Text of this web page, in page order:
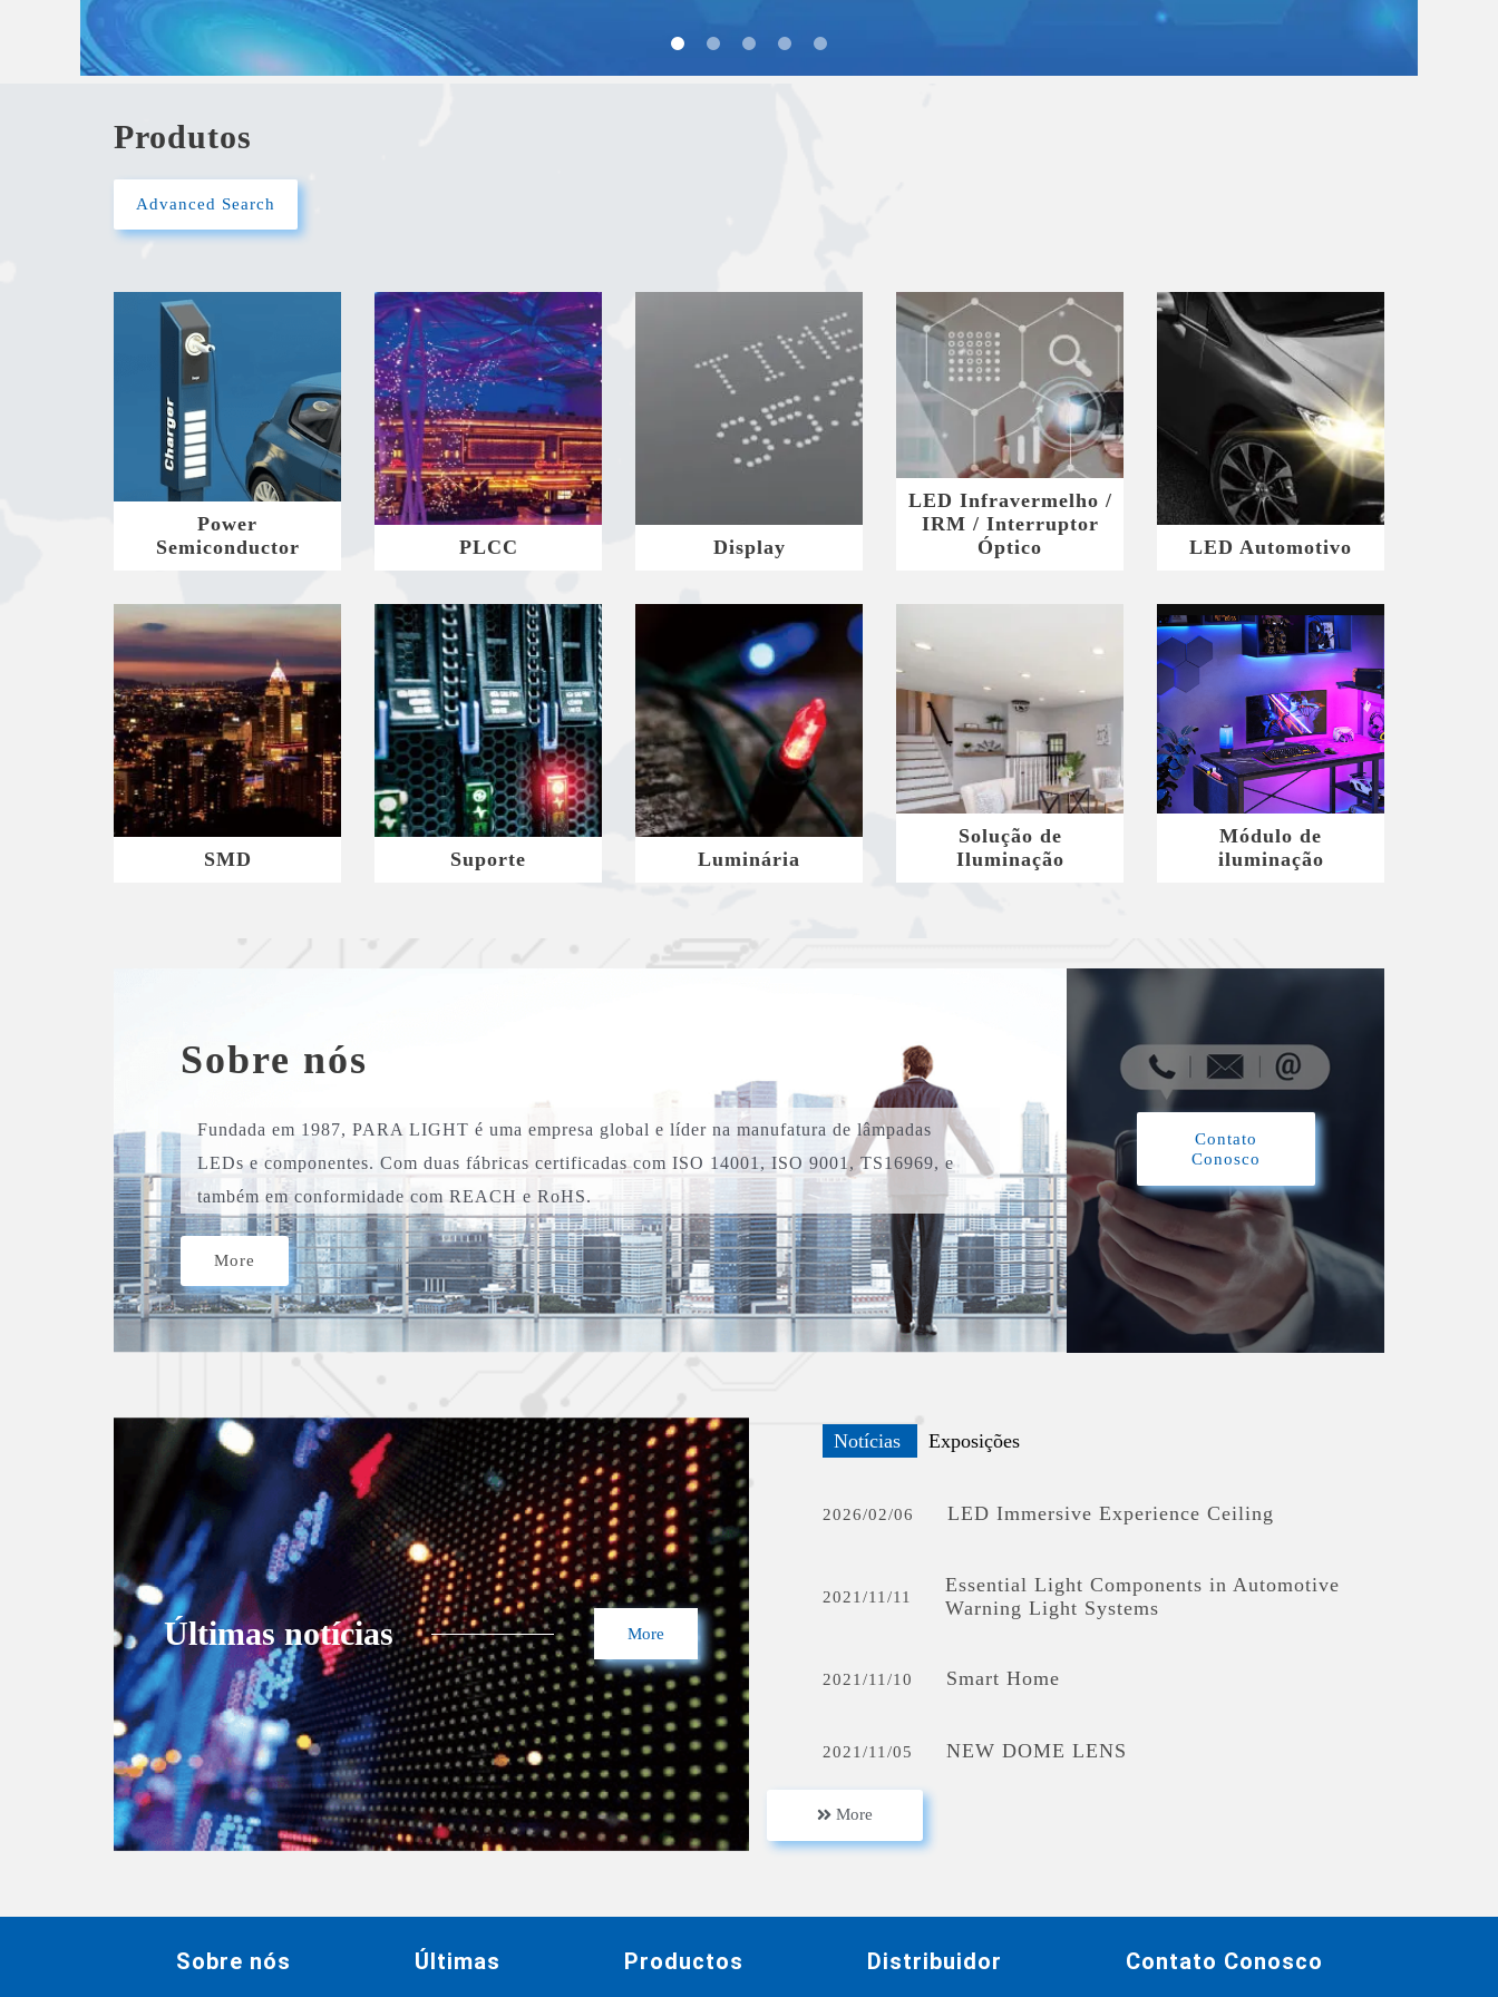
Produtos
Advanced Search
Power
Semiconductor
PLCC Display
LED Infravermelho /
IRM / Interruptor
Óptico
LED Automotivo
SMD Suporte Luminária
Solução de
Iluminação
Módulo de
iluminação
Sobre nós
Fundada em 1987, PARA LIGHT é uma empresa global e líder na manufatura de lâmpadas
LEDs e componentes. Com duas fábricas certificadas com ISO 14001, ISO 9001, TS16969, e
também em conformidade com REACH e RoHS.
More
Contato
Conosco
Últimas notícias More
Notícias Exposições
2026/02/06 LED Immersive Experience Ceiling
2021/11/11
Essential Light Components in Automotive
Warning Light Systems
2021/11/10 Smart Home
2021/11/05 NEW DOME LENS
2021/09/23
Standard
More
Sobre nós Últimas Productos Distribuidor Contato Conosco